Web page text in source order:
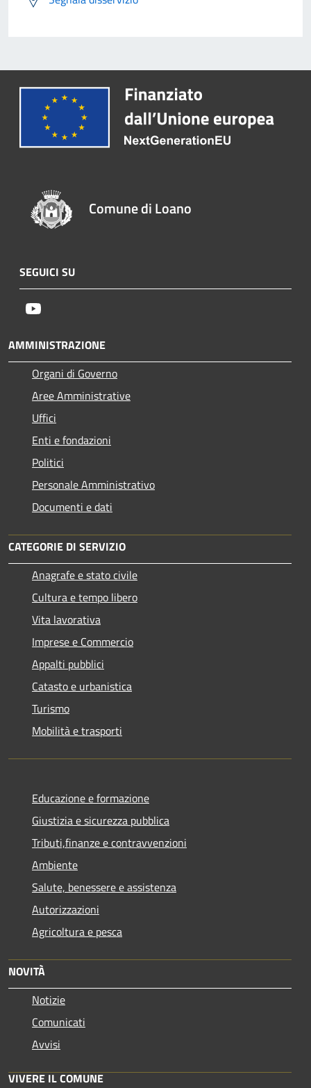
Comune di Loano
SEGUICI SU
AMMINISTRAZIONE
Organi di Governo
Aree Amministrative
Uffici
Enti e fondazioni
Politici
Personale Amministrativo
Documenti e dati
CATEGORIE DI SERVIZIO
Anagrafe e stato civile
Cultura e tempo libero
Vita lavorativa
Imprese e Commercio
Appalti pubblici
Catasto e urbanistica
Turismo
Mobilità e trasporti
Educazione e formazione
Giustizia e sicurezza pubblica
Tributi,finanze e contravvenzioni
Ambiente
Salute, benessere e assistenza
Autorizzazioni
Agricoltura e pesca
NOVITÀ
Notizie
Comunicati
Avvisi
VIVERE IL COMUNE